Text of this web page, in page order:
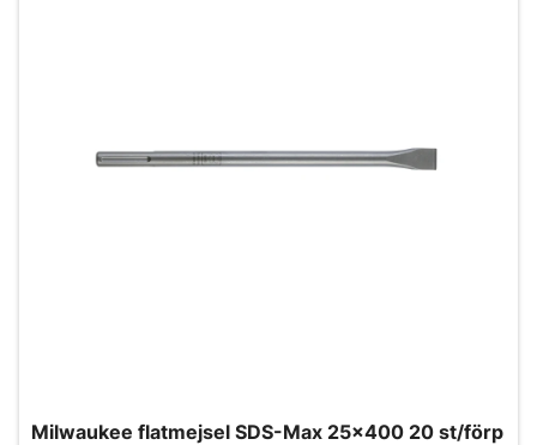
Milwaukee flatmejsel SDS-Max 25x400 20 st/förp